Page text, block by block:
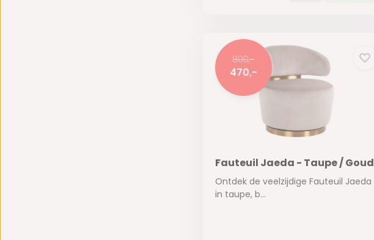
800,-
470,-
Fauteuil Jaeda - Taupe / Goud
Ontdek de veelzijdige Fauteuil Jaeda
in taupe, b...